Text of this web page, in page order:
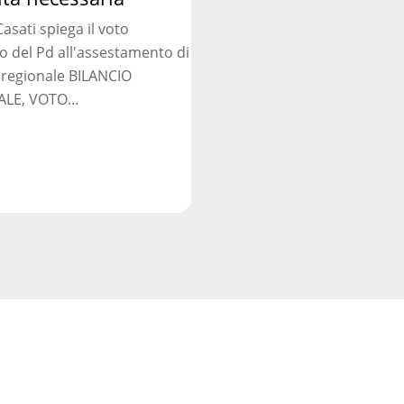
spiega il voto
del Pd all'assestamento di
BILANCIO
VOTO…